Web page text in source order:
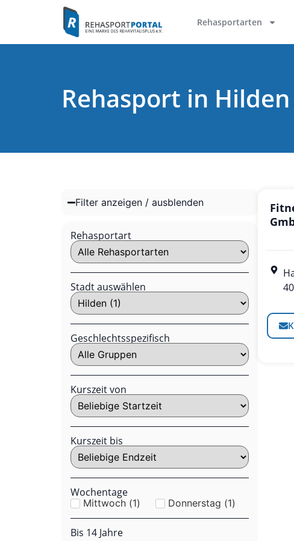
Rehasportarten
Rehasport in Hilden
Filter anzeigen / ausblenden
Rehasportart
Stadt auswählen
Geschlechtsspezifisch
Kurszeit von
Kurszeit bis
Wochentage
Mittwoch (1) Donnerstag (1)
Bis 14 Jahre